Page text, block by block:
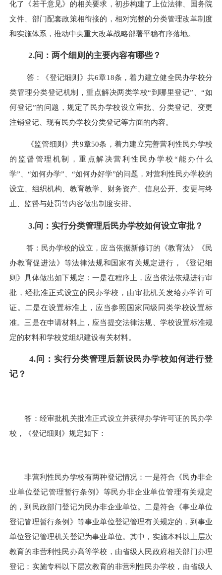
化了《若干意见》的相关要求，初步构建了上位法律、国务院
文件、部门配套政策相衔接的，相对完整的分类管理改革制度
和实施体系，推动中央重大改革战略部署平稳有序落地。
2.问：两个细则的主要内容有哪些？
答：《登记细则》共6章18条，着力建立健全民办学校分
类管理分类登记机制，重点解决两类学校“到哪里登记”、“如
何登记”的问题，规定了民办学校设立审批、分类登记、变更
注销登记、现有民办学校分类登记等方面的内容。
《监管细则》共9章50条，着力建立完善营利性民办学校
的监督管理机制，重点解决营利性民办学校“能办什么
学”、“如何办学”、“如何办好学”的问题，对营利性民办学校的
设立、组织机构、教育教学、财务资产、信息公开、变更与终
止、监督与处罚等内容做出制度安排。
3.问：实行分类管理后民办学校如何设立审批？
答：民办学校的设立，应当依据新修订的《教育法》《民
办教育促进法》等法律法规和国家有关规定进行，《登记细
则》具体做出如下规定：一是在程序上，应当依法依规进行审
批，经批准正式设立的民办学校，由审批机关发给办学许可
证。二是在设置标准上，应当参照国家同级同类学校设置标
准。三是在申请材料上，应当提交法律法规、学校设置标准规
定的材料和学校党组织建设有关材料。
4.问：实行分类管理后新设民办学校如何进行登
记？
答：经审批机关批准正式设立并获得办学许可证的民办学
校，《登记细则》规定如下：
非营利性民办学校有两种登记情况：一是符合《民办非企
业单位登记管理暂行条例》等民办非企业单位管理有关规定
的，到民政部门登记为民办非企业单位。二是符合《事业单位
登记管理暂行条例》等事业单位登记管理有关规定的，到事业
单位登记管理机关登记为事业单位。其中，实施本科以上层次
教育的非营利性民办高等学校，由省级人民政府相关部门办理
登记；实施专科以下层次教育的非营利性民办学校，由省级人